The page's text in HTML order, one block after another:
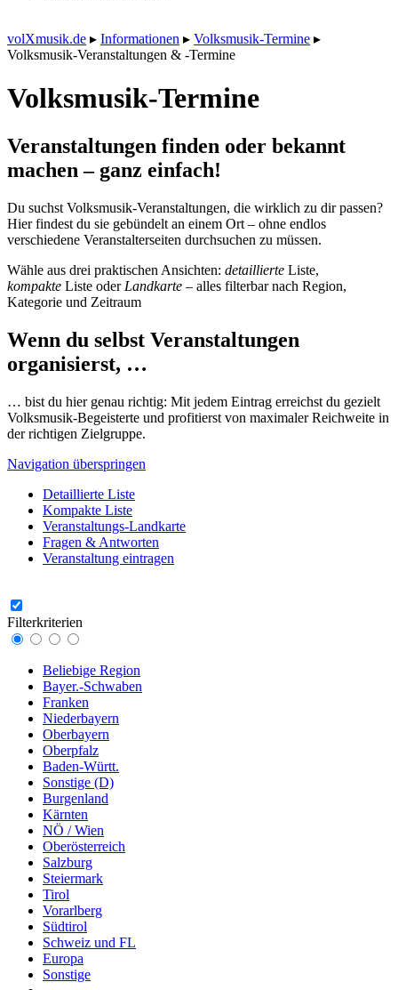
volXmusik.de ▸ Informationen ▸ Volksmusik-Termine ▸
Volksmusik-Veranstaltungen & -Termine
Volksmusik-Termine
Veranstaltungen finden oder bekannt
machen – ganz einfach!
Du suchst Volksmusik-Veranstaltungen, die wirklich zu dir passen?
Hier findest du sie gebündelt an einem Ort – ohne endlos
verschiedene Veranstalterseiten durchsuchen zu müssen.
Wähle aus drei praktischen Ansichten: detaillierte Liste,
kompakte Liste oder Landkarte – alles filterbar nach Region,
Kategorie und Zeitraum
Wenn du selbst Veranstaltungen
organisierst, …
… bist du hier genau richtig: Mit jedem Eintrag erreichst du gezielt
Volksmusik-Begeisterte und profitierst von maximaler Reichweite in
der richtigen Zielgruppe.
Navigation überspringen
Detaillierte Liste
Kompakte Liste
Veranstaltungs-Landkarte
Fragen & Antworten
Veranstaltung eintragen
Filterkriterien
Beliebige Region
Bayer.-Schwaben
Franken
Niederbayern
Oberbayern
Oberpfalz
Baden-Württ.
Sonstige (D)
Burgenland
Kärnten
NÖ / Wien
Oberösterreich
Salzburg
Steiermark
Tirol
Vorarlberg
Südtirol
Schweiz und FL
Europa
Sonstige